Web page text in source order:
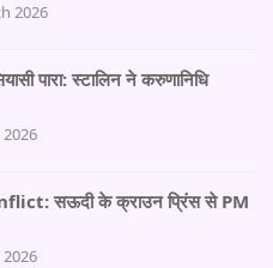
2026
पारा: स्टालिन ने करुणानिधि
सऊदी के क्राउन प्रिंस से PM